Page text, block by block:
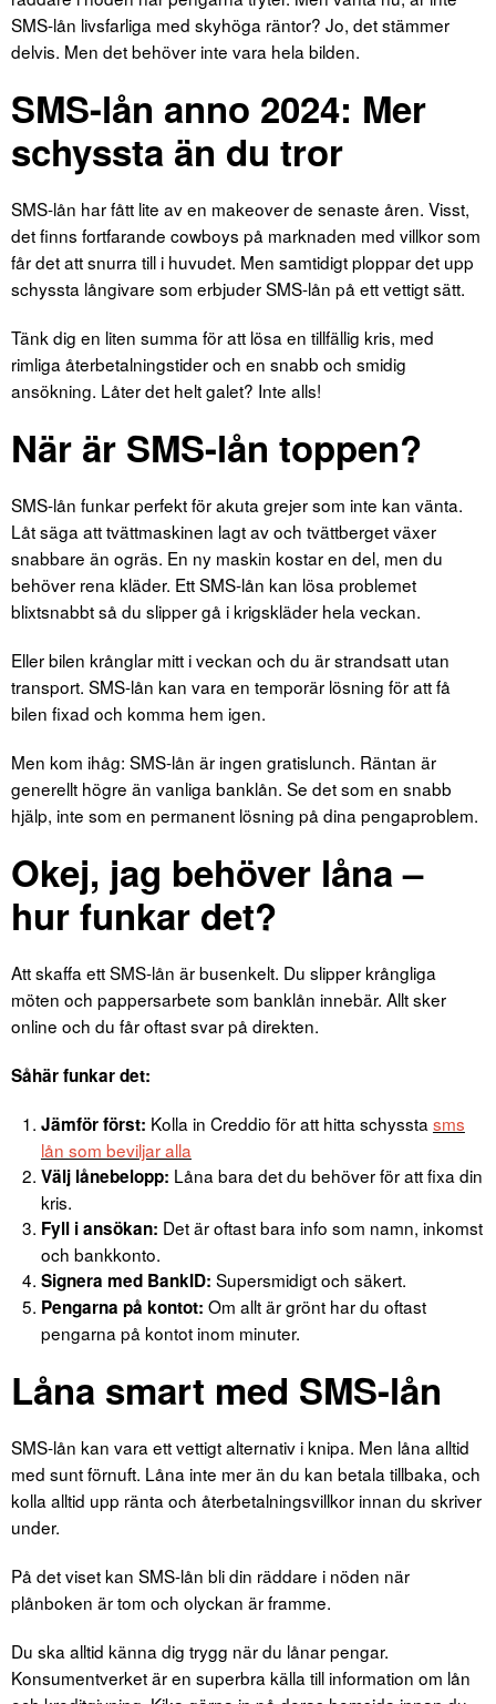
SMS-lån livsfarliga med skyhöga räntor? Jo, det stämmer
delvis. Men det behöver inte vara hela bilden.
SMS-lån anno 2024: Mer
schyssta än du tror
SMS-lån har fått lite av en makeover de senaste åren. Visst,
det finns fortfarande cowboys på marknaden med villkor som
får det att snurra till i huvudet. Men samtidigt ploppar det upp
schyssta långivare som erbjuder SMS-lån på ett vettigt sätt.
Tänk dig en liten summa för att lösa en tillfällig kris, med
rimliga återbetalningstider och en snabb och smidig
ansökning. Låter det helt galet? Inte alls!
När är SMS-lån toppen?
SMS-lån funkar perfekt för akuta grejer som inte kan vänta.
Låt säga att tvättmaskinen lagt av och tvättberget växer
snabbare än ogräs. En ny maskin kostar en del, men du
behöver rena kläder. Ett SMS-lån kan lösa problemet
blixtsnabbt så du slipper gå i krigskläder hela veckan.
Eller bilen krånglar mitt i veckan och du är strandsatt utan
transport. SMS-lån kan vara en temporär lösning för att få
bilen fixad och komma hem igen.
Men kom ihåg: SMS-lån är ingen gratislunch. Räntan är
generellt högre än vanliga banklån. Se det som en snabb
hjälp, inte som en permanent lösning på dina pengaproblem.
Okej, jag behöver låna –
hur funkar det?
Att skaffa ett SMS-lån är busenkelt. Du slipper krångliga
möten och pappersarbete som banklån innebär. Allt sker
online och du får oftast svar på direkten.
Såhär funkar det:
Jämför först: Kolla in Creddio för att hitta schyssta sms
lån som beviljar alla
Välj lånebelopp: Låna bara det du behöver för att fixa din
kris.
Fyll i ansökan: Det är oftast bara info som namn, inkomst
och bankkonto.
Signera med BankID: Supersmidigt och säkert.
Pengarna på kontot: Om allt är grönt har du oftast
pengarna på kontot inom minuter.
Låna smart med SMS-lån
SMS-lån kan vara ett vettigt alternativ i knipa. Men låna alltid
med sunt förnuft. Låna inte mer än du kan betala tillbaka, och
kolla alltid upp ränta och återbetalningsvillkor innan du skriver
under.
På det viset kan SMS-lån bli din räddare i nöden när
plånboken är tom och olyckan är framme.
Du ska alltid känna dig trygg när du lånar pengar.
Konsumentverket är en superbra källa till information om lån